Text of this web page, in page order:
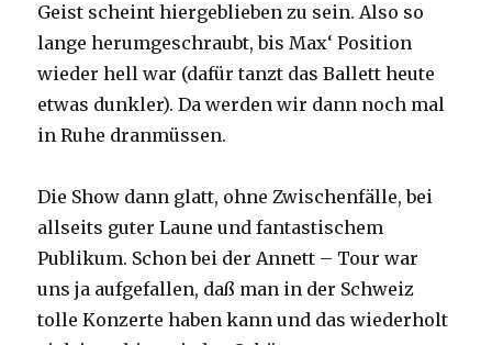
Geist scheint hiergeblieben zu sein. Also so
lange herumgeschraubt, bis Max‘ Position
wieder hell war (dafür tanzt das Ballett heute
etwas dunkler). Da werden wir dann noch mal
in Ruhe dranmüssen.
Die Show dann glatt, ohne Zwischenfälle, bei
allseits guter Laune und fantastischem
Publikum. Schon bei der Annett – Tour war
uns ja aufgefallen, daß man in der Schweiz
tolle Konzerte haben kann und das wiederholt